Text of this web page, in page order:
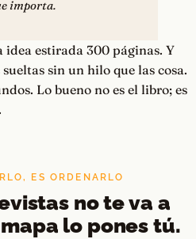
importa.
idea estirada 300 páginas. Y
sin un hilo que las cosa.
Lo bueno no es el libro; es
ES ORDENARLO
no te va a
lo pones tú.